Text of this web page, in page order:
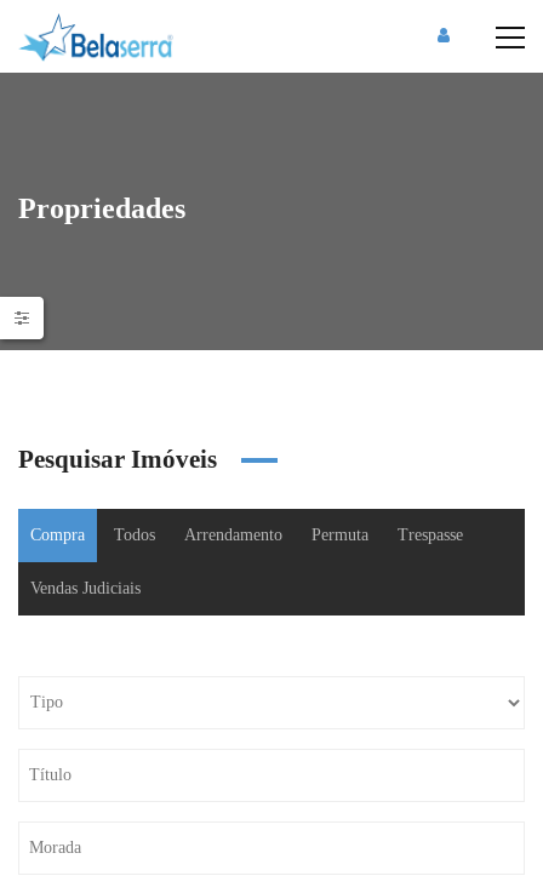
Propriedades
Pesquisar Imóveis
Compra Todos Arrendamento Permuta Trespasse
Vendas Judiciais